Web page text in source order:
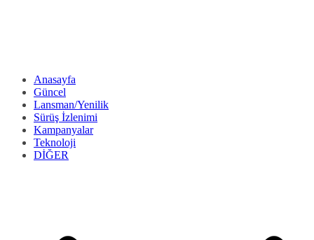
Anasayfa
Güncel
Lansman/Yenilik
Sürüş İzlenimi
Kampanyalar
Teknoloji
DİĞER